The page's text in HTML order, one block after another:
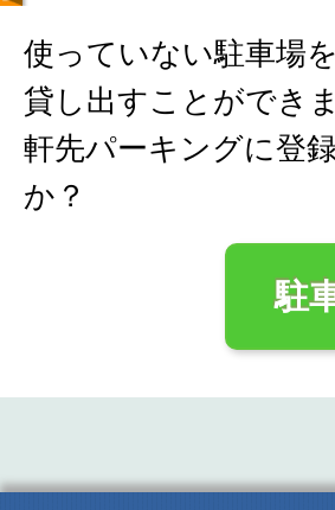
使っていない駐車場
貸し出すことができま
軒先パーキングに登
か？
駐